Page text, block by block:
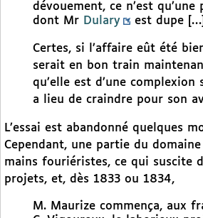
dévouement, ce n’est qu’une
dont Mr Dulary est dupe […]
Certes, si l’affaire eût été
serait en bon train
qu’elle est d’une complexion
a lieu de craindre pour son
L’essai est abandonné quelques
Cependant, une partie du
mains fouriéristes, ce qui suscite
projets, et, dès 1833 ou 1834,
M. Maurize commença, aux